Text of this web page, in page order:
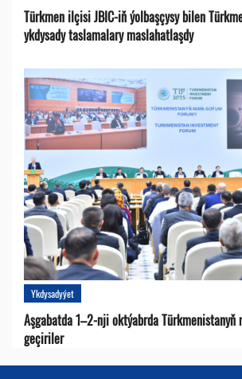
Türkmen ilçisi JBIC-iň ýolbaşçysy bilen
ykdysady taslamalary maslahatlaşdy
Ykdysadyýet
Aşgabatda 1–2-nji oktýabrda Türkmenistanyň
geçiriler